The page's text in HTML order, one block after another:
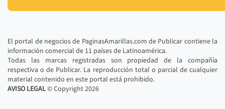
El portal de negocios de PaginasAmarillas.com de Publicar contiene la
información comercial de 11 países de Latinoamérica.
Todas las marcas registradas son propiedad de la compañía
respectiva o de Publicar. La reproducción total o parcial de cualquier
material contenido en este portal está prohibido.
AVISO LEGAL© Copyright2026